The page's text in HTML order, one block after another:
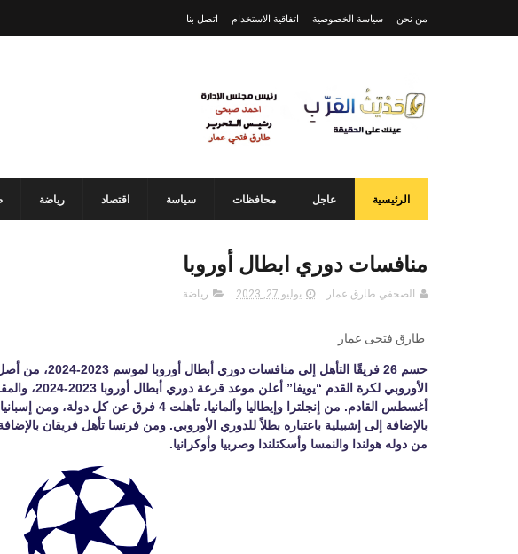
من نحن سياسة الخصوصية اتفاقية الاستخدام اتصل بنا
الرئيسية عاجل محافظات سياسة اقتصاد رياضة
منافسات دوري ابطال أوروبا
الصحفي طارق عمار يوليو 27, 2023 رياضة
طارق فتحى عمار
أغسطس القادم. من إنجلترا وإيطاليا وألمانيا،
بالإضافة إلى إشبيلية باعتباره بطلاً للدوري الأوروبي. ومن فرنسا تأهل فريقان
من دوله هولندا والنمسا وأسكتلندا وصربيا وأوكرانيا.